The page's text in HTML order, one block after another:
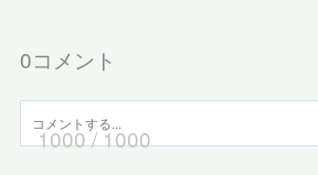
0コメント
1000/ 1000